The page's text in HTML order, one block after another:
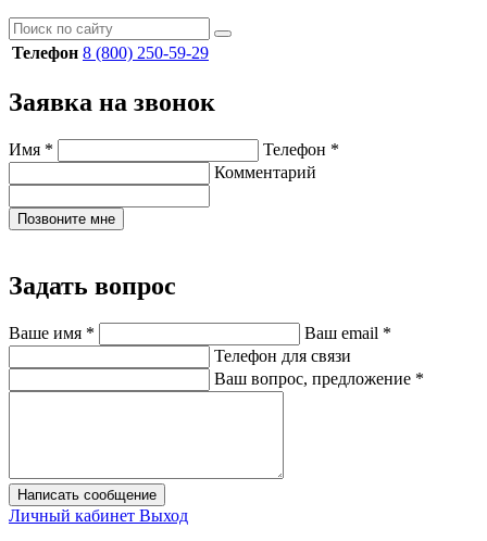
Телефон 8 (800) 250-59-29
Заявка на звонок
Имя * Телефон *
Комментарий
Позвоните мне
Задать вопрос
Ваше имя * Ваш email *
Телефон для связи
Ваш вопрос, предложение *
Написать сообщение
Личный кабинет Выход